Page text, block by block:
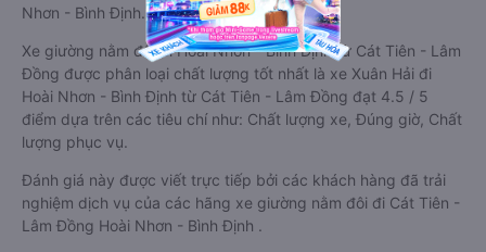
Nhơn - Bình Định.
Xe giường nằm đôi đi Hoài Nhơn - Bình Định từ Cát Tiên - Lâm
Đồng được phân loại chất lượng tốt nhất là xe Xuân Hải đi
Hoài Nhơn - Bình Định từ Cát Tiên - Lâm Đồng đạt 4.5 / 5
điểm dựa trên các tiêu chí như: Chất lượng xe, Đúng giờ, Chất
lượng phục vụ.
Đánh giá này được viết trực tiếp bởi các khách hàng đã trải
nghiệm dịch vụ của các hãng xe giường nằm đôi đi Cát Tiên -
Lâm Đồng Hoài Nhơn - Bình Định .